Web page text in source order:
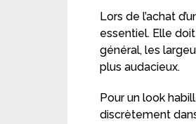
Lors de l’achat
essentiel. Elle
général, les
plus audacieux.
Pour un look
discrètement